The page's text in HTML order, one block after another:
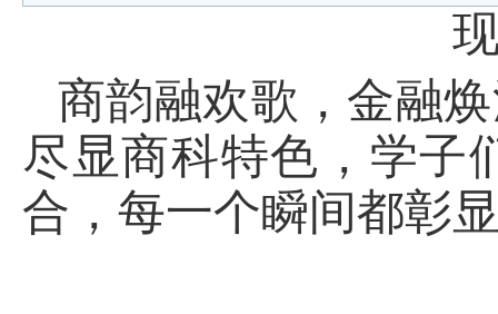
商韵融欢歌，金融
尽显商科特色，学子
合，每一个瞬间都彰